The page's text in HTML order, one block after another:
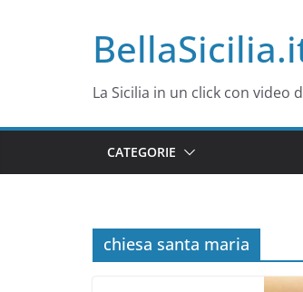
La Sicilia in un click con video
CATEGORIE
chiesa santa maria